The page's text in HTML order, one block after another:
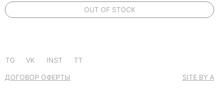
OUT OF STOCK
ДОГОВОР ОФЕРТЫ SITE BY A
TG INST
VK TT